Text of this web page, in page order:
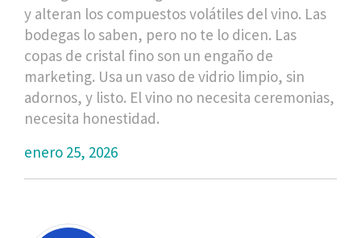
y alteran los compuestos volátiles del vino. Las
bodegas lo saben, pero no te lo dicen. Las
copas de cristal fino son un engaño de
marketing. Usa un vaso de vidrio limpio, sin
adornos, y listo. El vino no necesita ceremonias,
necesita honestidad.
enero 25, 2026